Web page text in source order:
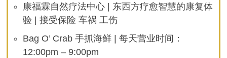
康福霖自然疗法中心 | 东西方疗愈智慧的康复体
验 | 接受保险 车祸 工伤
Bag O’ Crab 手抓海鲜 | 每天营业时间：
12:00pm – 9:00pm